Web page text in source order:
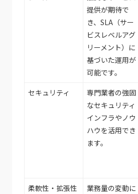
提供が期待で
き、SLA（サー
ビスレベルアグ
リーメント）に
基づいた運用が
可能です。
セキュリティ
専門業者の強固
なセキュリティ
インフラやノウ
ハウを活用でき
ます。
柔軟性・拡張性
業務量の変動に